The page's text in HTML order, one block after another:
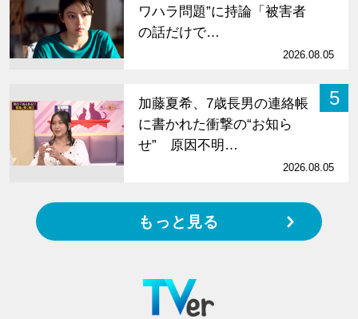
ワハラ問題”に持論「被害者
の話だけで…
2026.08.05
5
加藤夏希、7歳長男の連絡帳
に書かれた衝撃の“お知ら
せ” 原因不明…
2026.08.05
もっと見る